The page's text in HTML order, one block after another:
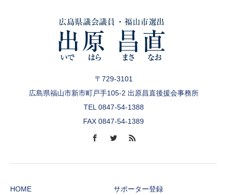
〒729-3101
広島県福山市新市町戸手105-2 出原昌直後援会事務所
TEL 0847-54-1388
FAX 0847-54-1389
HOME サポーター登録